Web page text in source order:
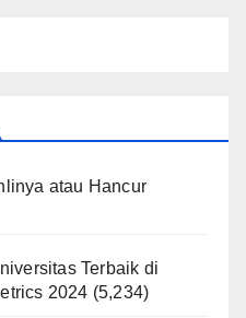
atau Hancur
Terbaik di
2024 (5,234)